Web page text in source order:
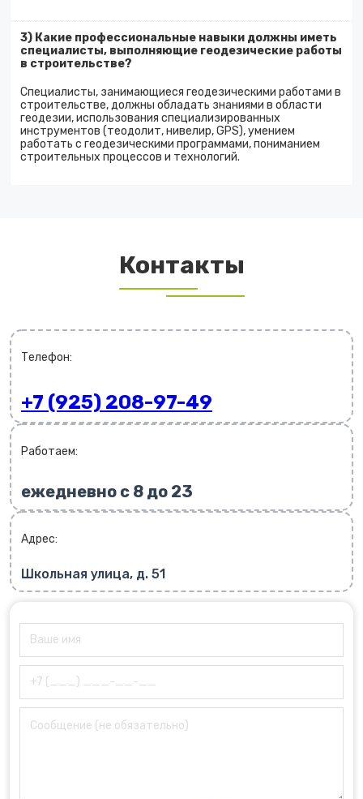
3) Какие профессиональные навыки должны иметь
специалисты, выполняющие геодезические работы
в строительстве?
Специалисты, занимающиеся геодезическими работами в
строительстве, должны обладать знаниями в области
геодезии, использования специализированных
инструментов (теодолит, нивелир, GPS), умением
работать с геодезическими программами, пониманием
строительных процессов и технологий.
Контакты
Телефон:
+7 (925) 208-97-49
Работаем:
ежедневно с 8 до 23
Адрес:
Школьная улица, д. 51